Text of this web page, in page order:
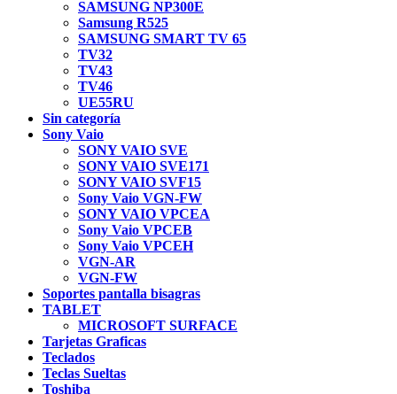
SAMSUNG NP300E
Samsung R525
SAMSUNG SMART TV 65
TV32
TV43
TV46
UE55RU
Sin categoría
Sony Vaio
SONY VAIO SVE
SONY VAIO SVE171
SONY VAIO SVF15
Sony Vaio VGN-FW
SONY VAIO VPCEA
Sony Vaio VPCEB
Sony Vaio VPCEH
VGN-AR
VGN-FW
Soportes pantalla bisagras
TABLET
MICROSOFT SURFACE
Tarjetas Graficas
Teclados
Teclas Sueltas
Toshiba